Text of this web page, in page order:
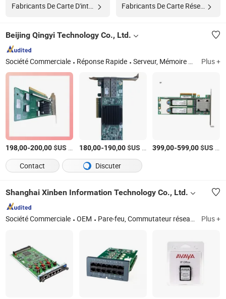
Fabricants De Carte Réseau Sans Fil
Beijing Qingyi Technology Co., Ltd.
Société Commerciale Réponse Rapide Serveur, Mémoire du serveur, Commutateur réseau, Stockage, Disque dur du serveur, Commutateur SAN, Carte réseau du serveur, Processeur du serveur Plus +
198,00-200,00$US 180,00-190,00$US/Pièce 399,00-599,00$US
Contact
Discuter
Shanghai Xinben Information Technology Co., Ltd.
Société Commerciale OEM Pare-feu, Commutateur réseau, Routeur, Point d'accès sans fil, Stockage Plus +